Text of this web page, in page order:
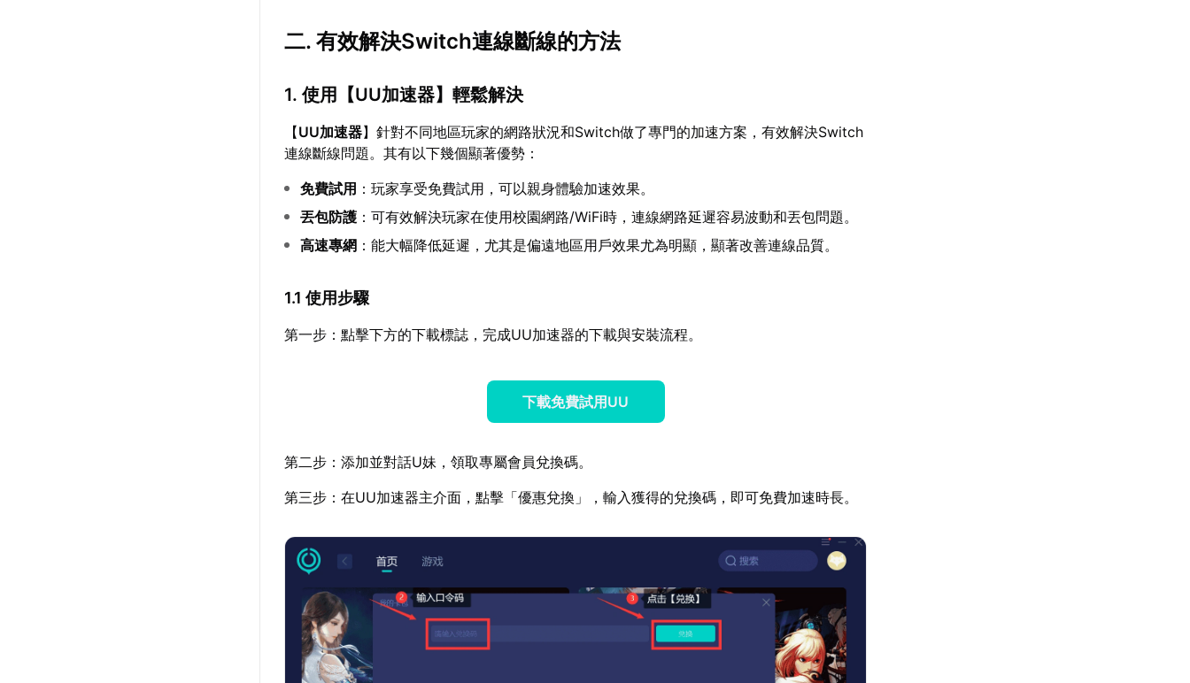
二. 有效解決Switch連線斷線的方法
1. 使用【UU加速器】輕鬆解決
【UU加速器】針對不同地區玩家的網路狀況和Switch做了專門的加速方案，有效解決Switch
連線斷線問題。其有以下幾個顯著優勢：
免費試用 ：玩家享受免費試用，可以親身體驗加速效果。
丟包防護 ：可有效解決玩家在使用校園網路/WiFi時，連線網路延遲容易波動和丟包問題。
高速專網 ：能大幅降低延遲，尤其是偏遠地區用戶效果尤為明顯，顯著改善連線品質。
1.1 使用步驟
第一步：點擊下方的下載標誌，完成UU加速器的下載與安裝流程。
下載免費試用UU
第二步：添加並對話U妹，領取專屬會員兌換碼。
第三步：在UU加速器主介面，點擊「優惠兌換」，輸入獲得的兌換碼，即可免費加速時長。